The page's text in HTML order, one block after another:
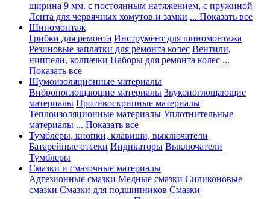
ширина 9 мм. с постоянным натяжением, с пружиной
Лента для червячных хомутов и замки ... Показать все
Шиномонтаж
Грибки для ремонта Инструмент для шиномонтажа
Резиновые заплатки для ремонта колес Вентили,
ниппели, колпачки Наборы для ремонта колес ...
Показать все
Шумоизоляционные материалы
Вибропоглощающие материалы Звукопоглощающие
материалы Противоскрипные материалы
Теплоизоляционные материалы Уплотнительные
материалы ... Показать все
Тумблеры, кнопки, клавиши, выключатели
Батарейные отсеки Индикаторы Выключатели
Тумблеры
Смазки и смазочные материалы
Адгезионные смазки Медные смазки Силиконовые
смазки Смазки для подшипников Смазки